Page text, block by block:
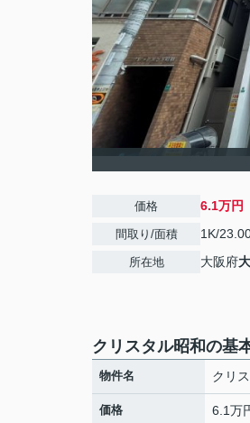
価格 6.1万円
間取り/面積 1K/
所在地 大阪府
クリスタル昭和の基
物件名 クリ
価格 6.1万